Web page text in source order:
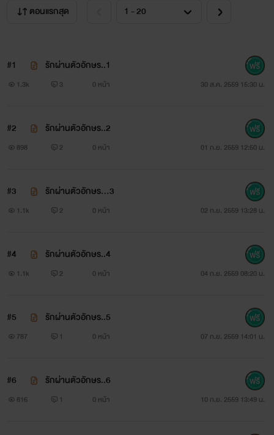
ตอนแรกสุด
#1 รักผ่านตัวอักษร..1
1.3k 3 0 หน้า 30 ส.ค. 2559 15:30 น.
#2 รักผ่านตัวอักษร..2
898 2 0 หน้า 01 ก.ย. 2559 12:50 น.
#3 รักผ่านตัวอักษร…3
1.1k 2 0 หน้า 02 ก.ย. 2559 13:28 น.
#4 รักผ่านตัวอักษร..4
1.1k 2 0 หน้า 04 ก.ย. 2559 08:20 น.
#5 รักผ่านตัวอักษร..5
787 1 0 หน้า 07 ก.ย. 2559 14:01 น.
#6 รักผ่านตัวอักษร..6
816 1 0 หน้า 10 ก.ย. 2559 13:49 น.